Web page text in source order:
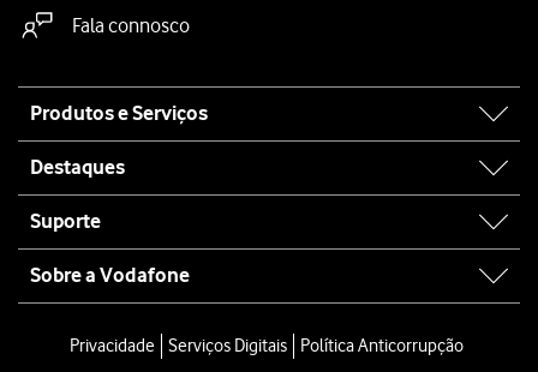
Fala connosco
map
Produtos e Serviços
Destaques
Suporte
Sobre a Vodafone
Privacidade Serviços Digitais Política Anticorrupção